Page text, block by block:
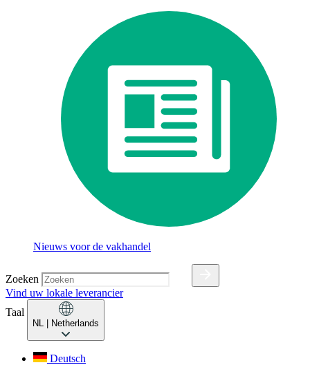
Nieuws voor de vakhandel
Zoeken
Vind uw lokale leverancier
Taal
NL | Netherlands
Deutsch